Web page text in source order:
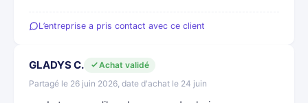
L’entreprise a pris contact avec ce client
GLADYS C.
Achat validé
Partagé le 26 juin 2026, date d'achat le 24 juin